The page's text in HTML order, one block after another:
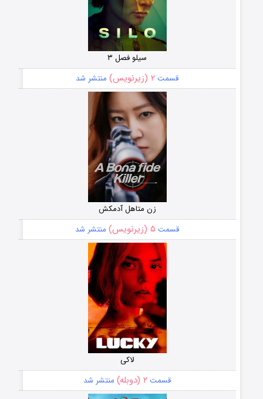
سیلو فصل ۳
قسمت ۲ (زیرنویس) منتشر شد
زن متاهل آدمکش
قسمت ۵ (زیرنویس) منتشر شد
لاکی
قسمت ۲ (دوبله) منتشر شد